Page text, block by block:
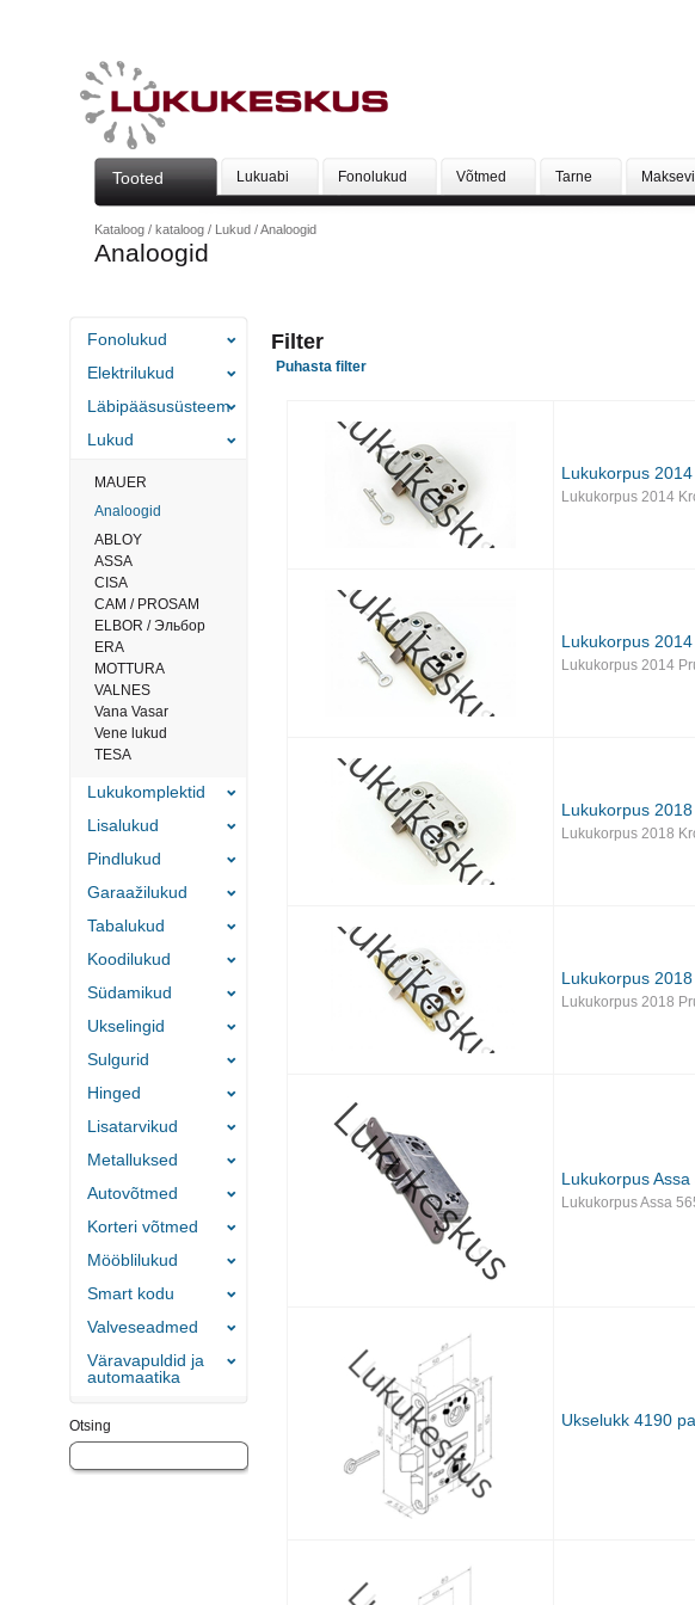
Tooted Lukuabi Fonolukud Võtmed Tarne
Kataloog /kataloog / Lukud /Analoogid
Analoogid
Filter
Puhasta filter
Lukukorpus
Lukukorpus 2014
Lukukorpus
Lukukorpus 2014
Lukukorpus
Lukukorpus 2018
Lukukorpus
Lukukorpus 2018
Lukukorpus Assa
Lukukorpus Assa
Ukselukk 4190
Fonolukud
Elektrilukud
Läbipääsusüsteem
Lukud
MAUER
Analoogid
ABLOY
ASSA
CISA
САМ / PROSAM
ELBOR / Эльбор
ERA
MOTTURA
VALNES
Vana Vasar
Vene lukud
TESA
Lukukomplektid
Lisalukud
Pindlukud
Garaažilukud
Tabalukud
Koodilukud
Südamikud
Ukselingid
Sulgurid
Hinged
Lisatarvikud
Metalluksed
Autovõtmed
Korteri võtmed
Mööblilukud
Smart kodu
Valveseadmed
Väravapuldid ja
automaatika
Otsing